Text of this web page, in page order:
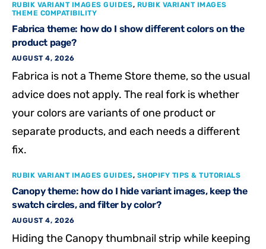
RUBIK VARIANT IMAGES GUIDES, RUBIK VARIANT IMAGES
THEME COMPATIBILITY
Fabrica theme: how do I show different colors on the
product page?
AUGUST 4, 2026
Fabrica is not a Theme Store theme, so the usual
advice does not apply. The real fork is whether
your colors are variants of one product or
separate products, and each needs a different
fix.
RUBIK VARIANT IMAGES GUIDES, SHOPIFY TIPS & TUTORIALS
Canopy theme: how do I hide variant images, keep the
swatch circles, and filter by color?
AUGUST 4, 2026
Hiding the Canopy thumbnail strip while keeping